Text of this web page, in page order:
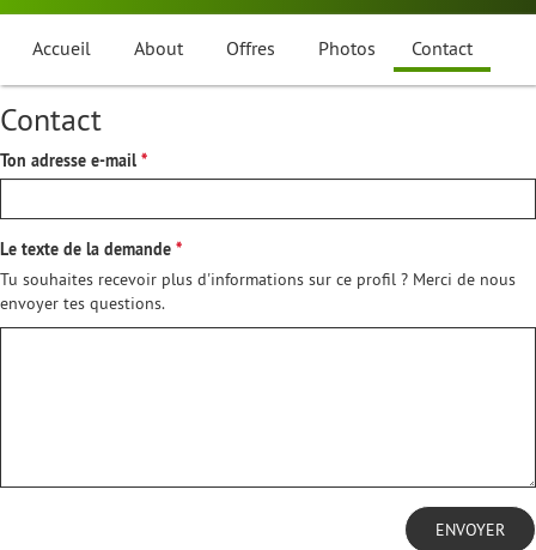
Accueil About Offres Photos Contact
Contact
Ton adresse e-mail
Le texte de la demande
Tu souhaites recevoir plus d'informations sur ce profil ? Merci de nous
envoyer tes questions.
ENVOYER